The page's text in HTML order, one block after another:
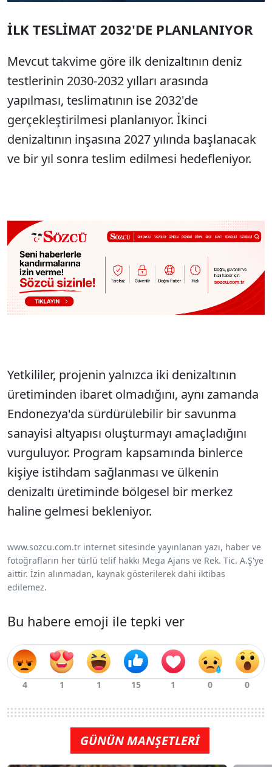
İLK TESLİMAT 2032'DE PLANLANIYOR
Mevcut takvime göre ilk denizaltının deniz
testlerinin 2030-2032 yılları arasında
yapılması, teslimatının ise 2032'de
gerçekleştirilmesi planlanıyor. İkinci
denizaltının inşasına 2027 yılında başlanacak
ve bir yıl sonra teslim edilmesi hedefleniyor.
Yetkililer, projenin yalnızca iki denizaltının
üretiminden ibaret olmadığını, aynı zamanda
Endonezya'da sürdürülebilir bir savunma
sanayisi altyapısı oluşturmayı amaçladığını
vurguluyor. Program kapsamında binlerce
kişiye istihdam sağlanması ve ülkenin
denizaltı üretiminde bölgesel bir merkez
haline gelmesi bekleniyor.
www.sozcu.com.tr internet sitesinde yayınlanan yazı, haber ve
fotoğrafların her türlü telif hakkı Mega Ajans ve Rek. Tic. A.Ş'ye
aittir. İzin alınmadan, kaynak gösterilerek dahi iktibas
edilemez.
Bu habere emoji ile tepki ver
GÜNÜN MANŞETLERİ